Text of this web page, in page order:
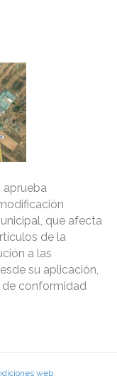
aprueba
que afecta
de la
a las
su aplicación,
conformidad
web